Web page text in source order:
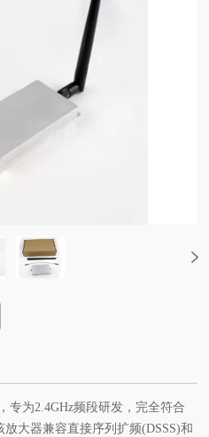
专为2.4GHz频段研发，完全符合
放大器兼容直接序列扩频(DSSS)和